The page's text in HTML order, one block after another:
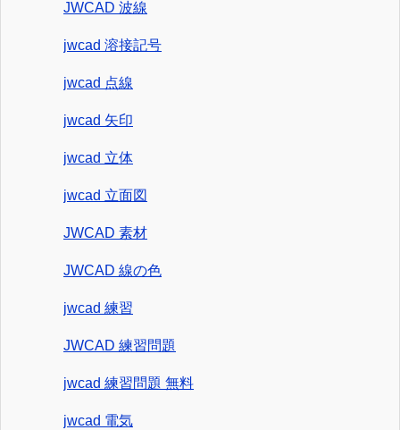
JWCAD 波線
jwcad 溶接記号
jwcad 点線
jwcad 矢印
jwcad 立体
jwcad 立面図
JWCAD 素材
JWCAD 線の色
jwcad 練習
JWCAD 練習問題
jwcad 練習問題 無料
jwcad 電気